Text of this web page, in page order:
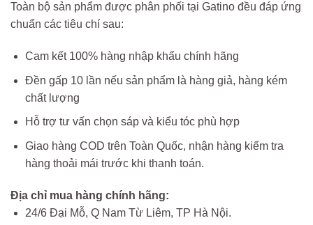
Toàn bộ sản phẩm được phân phối tại Gatino đều đáp ứng
chuẩn các tiêu chí sau:
Cam kết 100% hàng nhập khẩu chính hãng
Đền gấp 10 lần nếu sản phẩm là hàng giả, hàng kém
chất lượng
Hỗ trợ tư vấn chọn sáp và kiểu tóc phù hợp
Giao hàng COD trên Toàn Quốc, nhận hàng kiểm tra
hàng thoải mái trước khi thanh toán.
Địa chỉ mua hàng chính hãng:
24/6 Đại Mỗ, Q Nam Từ Liêm, TP Hà Nội.